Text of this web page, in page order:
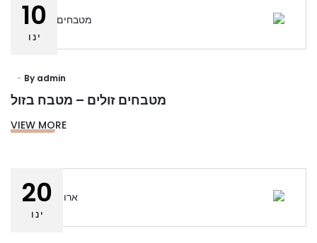
10
ינו
By admin
מטבחים זולים – מטבח בזול
VIEW MORE
20
ינו